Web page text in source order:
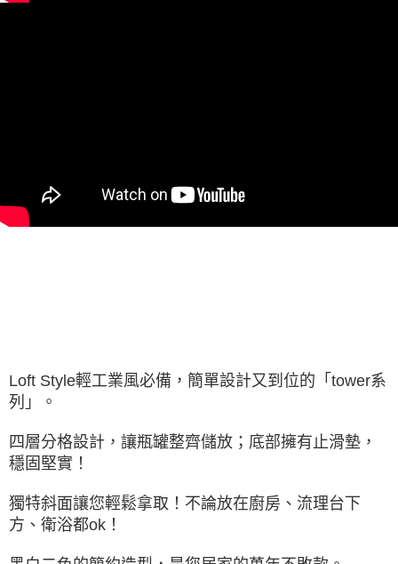
Loft Style輕工業風必備，簡單設計又到位的「tower系
列」。
四層分格設計，讓瓶罐整齊儲放；底部擁有止滑墊，
穩固堅實！
獨特斜面讓您輕鬆拿取！不論放在廚房、流理台下
方、衛浴都ok！